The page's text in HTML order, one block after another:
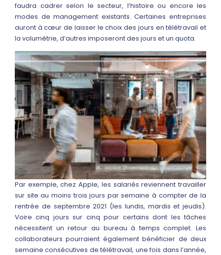
faudra cadrer selon le secteur, l’histoire ou encore les
modes de management existants. Certaines entreprises
auront à cœur de laisser le choix des jours en télétravail et
la volumétrie, d’autres imposeront des jours et un quota.
Par exemple, chez Apple, les salariés reviennent travailler
sur site au moins trois jours par semaine à compter de la
rentrée de septembre 2021 (les lundis, mardis et jeudis).
Voire cinq jours sur cinq pour certains dont les tâches
nécessitent un retour au bureau à temps complet. Les
collaborateurs pourraient également bénéficier de deux
semaine consécutives de télétravail, une fois dans l’année,